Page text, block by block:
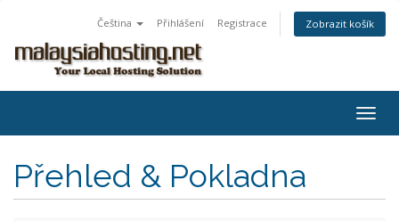
Čeština Přihlášení Registrace Zobrazit košík
Přehled & Pokladna